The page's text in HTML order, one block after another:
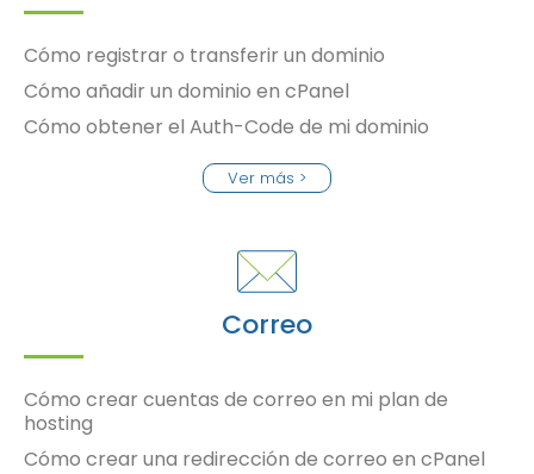
Cómo registrar o transferir un dominio
Cómo añadir un dominio en cPanel
Cómo obtener el Auth-Code de mi dominio
Ver más >
Correo
Cómo crear cuentas de correo en mi plan de
hosting
Cómo crear una redirección de correo en cPanel